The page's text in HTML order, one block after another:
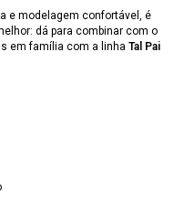
e modelagem confortável, é
dá para combinar com o
em família com a linha Tal Pai